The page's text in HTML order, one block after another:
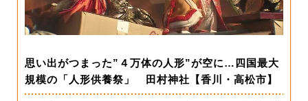
思い出がつまった”４万体の人形”が空に…四国最大
規模の「人形供養祭」 田村神社【香川・高松市】